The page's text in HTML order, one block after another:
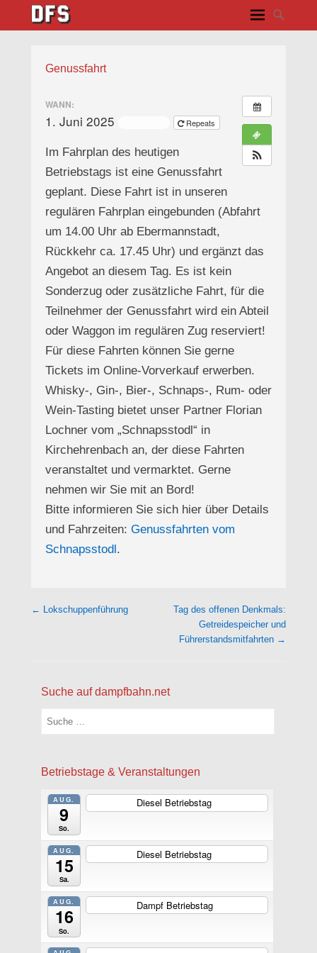
Genussfahrt
WANN:
1. Juni 2025 Repeats
Im Fahrplan des heutigen
Betriebstags ist eine Genussfahrt
geplant. Diese Fahrt ist in unseren
regulären Fahrplan eingebunden (Abfahrt
um 14.00 Uhr ab Ebermannstadt,
Rückkehr ca. 17.45 Uhr) und ergänzt das
Angebot an diesem Tag. Es ist kein
Sonderzug oder zusätzliche Fahrt, für die
Teilnehmer der Genussfahrt wird ein Abteil
oder Waggon im regulären Zug reserviert!
Für diese Fahrten können Sie gerne
Tickets im Online-Vorverkauf erwerben.
Whisky-, Gin-, Bier-, Schnaps-, Rum- oder
Wein-Tasting bietet unser Partner Florian
Lochner vom „Schnapsstodl“ in
Kirchehrenbach an, der diese Fahrten
veranstaltet und vermarktet. Gerne
nehmen wir Sie mit an Bord!
Bitte informieren Sie sich hier über Details
und Fahrzeiten: Genussfahrten vom
Schnapsstodl .
Beitragsnavigation
← Lokschuppenführung
Tag des offenen Denkmals:
Getreidespeicher und
Führerstandsmitfahrten →
Suche auf dampfbahn.net
Suchen
Betriebstage & Veranstaltungen
AUG.
9
So.
Diesel Betriebstag
AUG.
15
Sa.
Diesel Betriebstag
AUG.
16
So.
Dampf Betriebstag